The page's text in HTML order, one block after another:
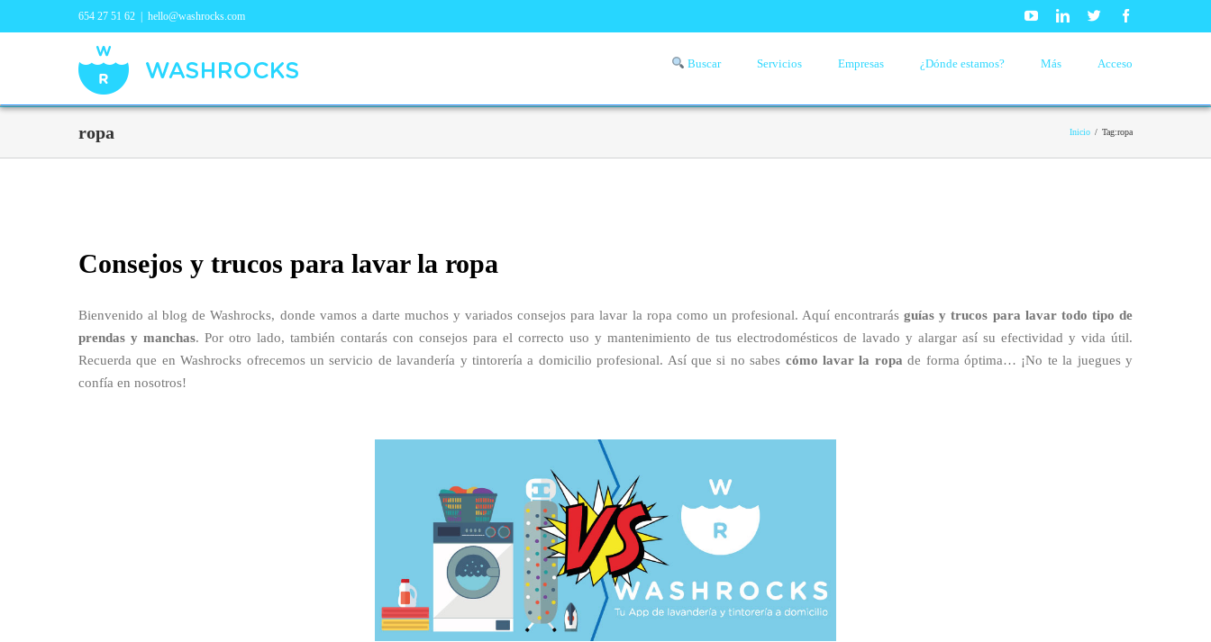
654 27 51 62 | hello@washrocks.com YoutubeLinkedinTwitter
Buscar Servicios Empresas ¿Dónde estamos? Más Acceso
ropa Inicio / Tag:ropa
Consejos y trucos para lavar la ropa
Bienvenido al blog de Washrocks, donde vamos a darte muchos y variados consejos para lavar la ropa como un profesional. Aquí encontrarásguías y trucos para lavar todo tipo de
prendas y manchas. Por otro lado, también contarás con consejos para el correcto uso y mantenimiento de tus electrodomésticos de lavado y alargar así su efectividad y vida útil.
Recuerda que en Washrocks ofrecemos un servicio de lavandería y tintorería a domicilio profesional. Así que si no sabes cómo lavar la ropa de forma óptima… ¡No te la juegues y
confía en nosotros!